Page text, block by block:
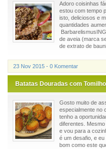
Adoro coisinhas
estou com tempo
isto, deliciosos e
quantidades
de aveia (marca
de extrato de
23 Nov 2015 - 0 Komentar
Batatas Douradas com
Gosto muito de
especialmente no
tenho a
diferentes.
e vou para a
é um desafio, e
bom como este